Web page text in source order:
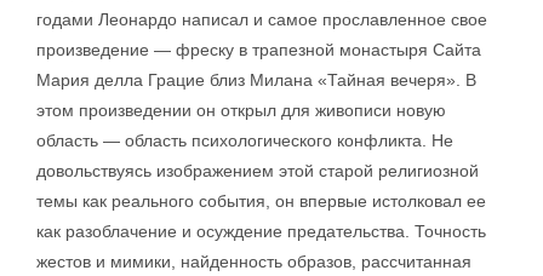
годами Леонардо написал и самое прославленное свое
произведение — фреску в трапезной монастыря Сайта
Мария делла Грацие близ Милана «Тайная вечеря». В
этом произведении он открыл для живописи новую
область — область психологического конфликта. Не
довольствуясь изображением этой старой религиозной
темы как реального события, он впервые истолковал ее
как разоблачение и осуждение предательства. Точность
жестов и мимики, найденность образов, рассчитанная